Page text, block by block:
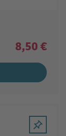
8,50 €